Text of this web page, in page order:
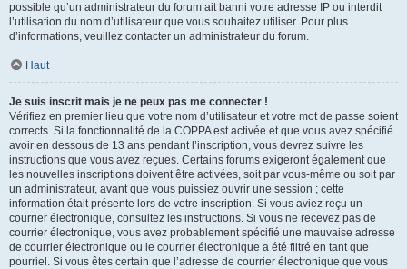
possible qu’un administrateur du forum ait banni votre adresse IP ou interdit
l’utilisation du nom d’utilisateur que vous souhaitez utiliser. Pour plus
d’informations, veuillez contacter un administrateur du forum.
Haut
Je suis inscrit mais je ne peux pas me connecter !
Vérifiez en premier lieu que votre nom d’utilisateur et votre mot de passe soient
corrects. Si la fonctionnalité de la COPPA est activée et que vous avez spécifié
avoir en dessous de 13 ans pendant l’inscription, vous devrez suivre les
instructions que vous avez reçues. Certains forums exigeront également que
les nouvelles inscriptions doivent être activées, soit par vous-même ou soit par
un administrateur, avant que vous puissiez ouvrir une session ; cette
information était présente lors de votre inscription. Si vous aviez reçu un
courrier électronique, consultez les instructions. Si vous ne recevez pas de
courrier électronique, vous avez probablement spécifié une mauvaise adresse
de courrier électronique ou le courrier électronique a été filtré en tant que
pourriel. Si vous êtes certain que l’adresse de courrier électronique que vous